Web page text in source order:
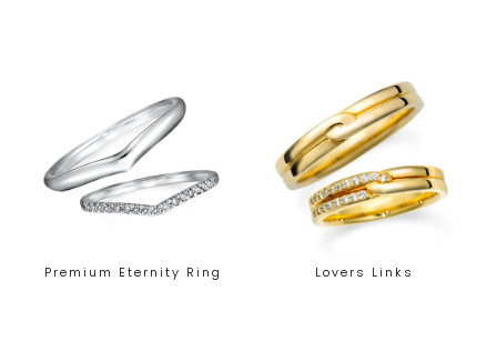
Premium Eternity Ring Lovers Links